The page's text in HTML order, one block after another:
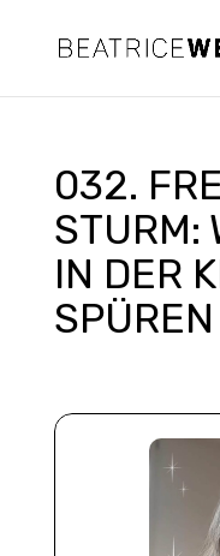
032.
STURM:
IN DER